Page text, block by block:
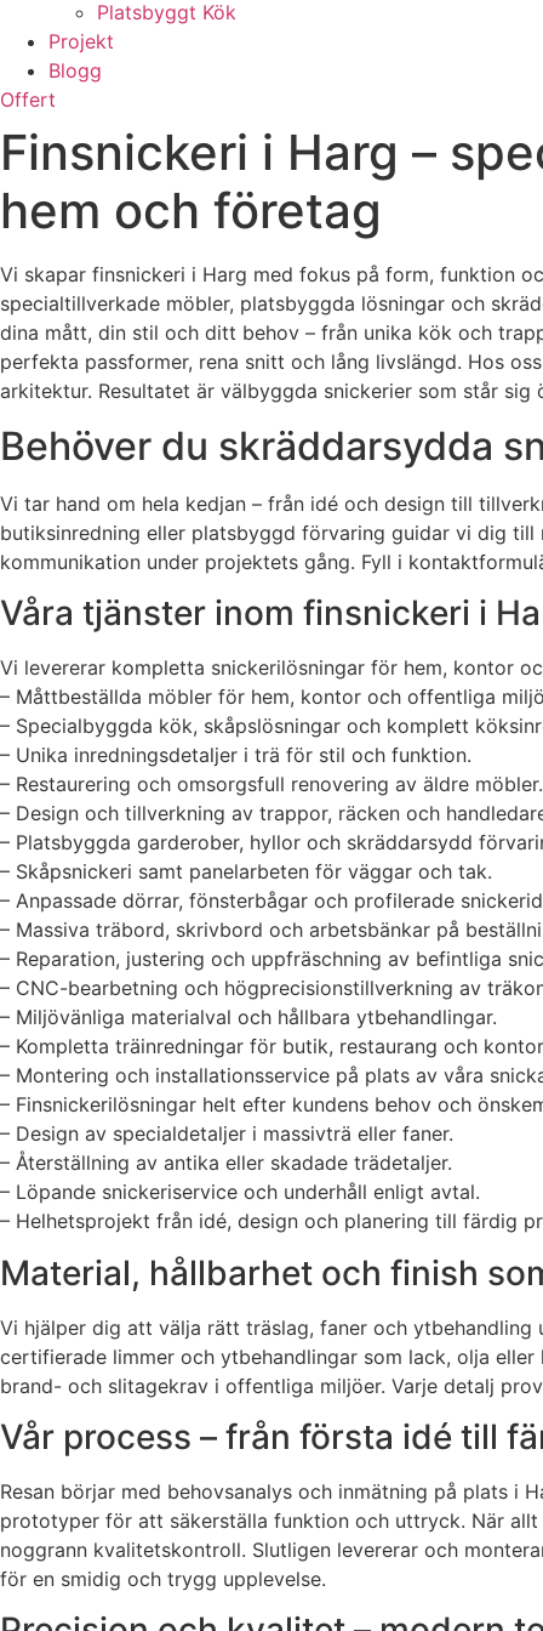
Platsbyggt Kök
Projekt
Blogg
Offert
Finsnickeri i Harg –
hem och företag
Vi skapar finsnickeri i Harg med fokus på form, funktion
specialtillverkade möbler, platsbyggda lösningar och
dina mått, din stil och ditt behov – från unika kök och
perfekta passformer, rena snitt och lång livslängd. Hos
arkitektur. Resultatet är välbyggda snickerier som står
Behöver du skräddarsydda
Vi tar hand om hela kedjan – från idé och design till
butiksinredning eller platsbyggd förvaring guidar vi dig
kommunikation under projektets gång. Fyll i
Våra tjänster inom finsnickeri i
Vi levererar kompletta snickerilösningar för hem, kontor
– Måttbeställda möbler för hem, kontor och offentliga
– Specialbyggda kök, skåpslösningar och komplett
– Unika inredningsdetaljer i trä för stil och funktion.
– Restaurering och omsorgsfull renovering av äldre möbler.
– Design och tillverkning av trappor, räcken och
– Platsbyggda garderober, hyllor och skräddarsydd
– Skåpsnickeri samt panelarbeten för väggar och tak.
– Anpassade dörrar, fönsterbågar och profilerade
– Massiva träbord, skrivbord och arbetsbänkar på
– Reparation, justering och uppfräschning av befintliga
– CNC-bearbetning och högprecisionstillverkning av
– Miljövänliga materialval och hållbara ytbehandlingar.
– Kompletta träinredningar för butik, restaurang och
– Montering och installationsservice på plats av våra
– Finsnickerilösningar helt efter kundens behov och
– Design av specialdetaljer i massivträ eller faner.
– Återställning av antika eller skadade trädetaljer.
– Löpande snickeriservice och underhåll enligt avtal.
– Helhetsprojekt från idé, design och planering till färdig
Material, hållbarhet och finish
Vi hjälper dig att välja rätt träslag, faner och
certifierade limmer och ytbehandlingar som lack, olja
brand- och slitagekrav i offentliga miljöer. Varje detalj
Vår process – från första idé till
Resan börjar med behovsanalys och inmätning på plats
prototyper för att säkerställa funktion och uttryck. När
noggrann kvalitetskontroll. Slutligen levererar och
för en smidig och trygg upplevelse.